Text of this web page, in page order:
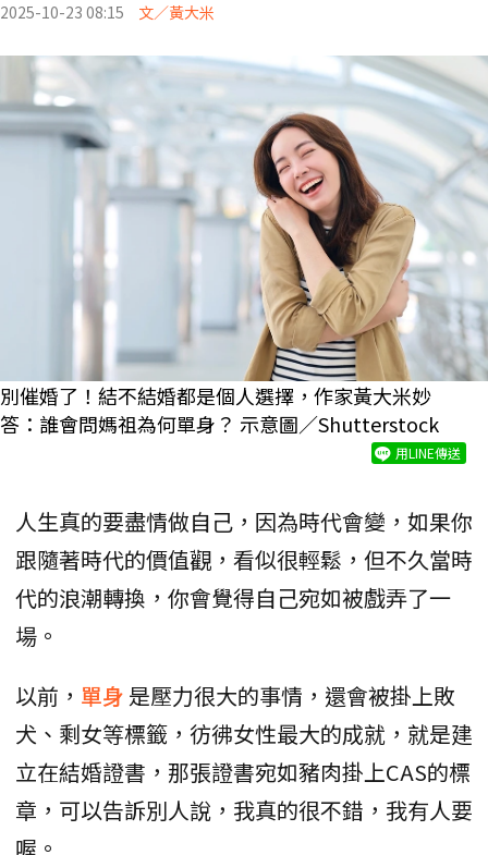
2025-10-23 08:15 文／黃大米
別催婚了！結不結婚都是個人選擇，作家黃大米妙
答：誰會問媽祖為何單身？ 示意圖／Shutterstock
用LINE傳送
人生真的要盡情做自己，因為時代會變，如果你
跟隨著時代的價值觀，看似很輕鬆，但不久當時
代的浪潮轉換，你會覺得自己宛如被戲弄了一
場。
以前， 單身 是壓力很大的事情，還會被掛上敗
犬、剩女等標籤，彷彿女性最大的成就，就是建
立在結婚證書，那張證書宛如豬肉掛上CAS的標
章，可以告訴別人說，我真的很不錯，我有人要
喔。